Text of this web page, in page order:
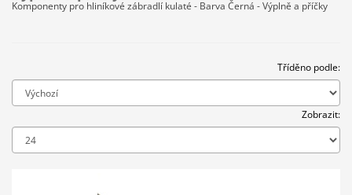
Komponenty pro hliníkové zábradlí kulaté - Barva Černá - Výplně a příčky
Tříděno podle:
Zobrazit: